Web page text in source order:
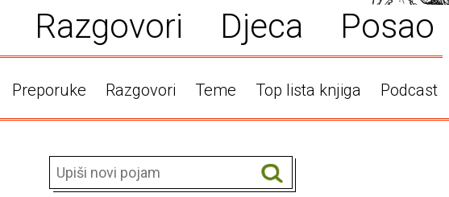
Razgovori Djeca Posao
Preporuke Razgovori Teme Top lista knjiga Podcast